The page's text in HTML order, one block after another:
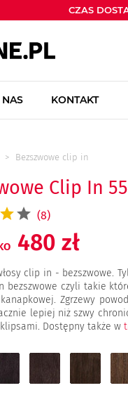
CZAS
KONTAKT
Bezszwowe clip in
Clip In
(8)
480 zł
clip in - bezszwowe.
bezszwowe czyli takie
Zgrzewy
lepiej niż szwy
Dostępny także w
brąz
średni
brąz
6